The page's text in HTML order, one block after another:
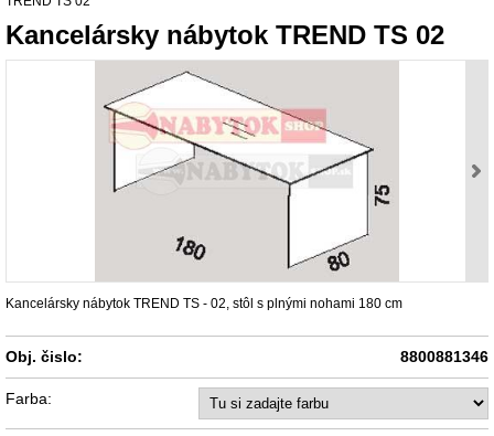
Kancelársky nábytok TREND TS 02
Kancelársky nábytok TREND TS - 02, stôl s plnými nohami 180 cm
Obj. čislo: 8800881346
Farba: